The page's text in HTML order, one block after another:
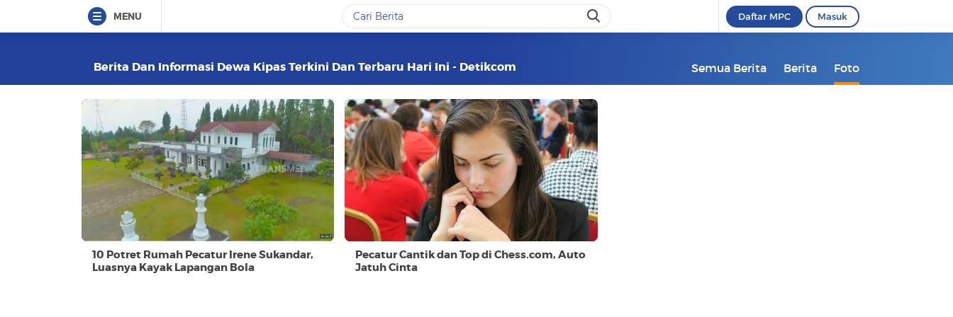
MENU Daftar MPC Masuk
Berita Dan Informasi Dewa Kipas Terkini Dan Terbaru Hari Ini - Detikcom Semua Berita Berita Foto
10 Potret Rumah Pecatur Irene Sukandar,
Luasnya Kayak Lapangan Bola
Pecatur Cantik dan Top di Chess.com, Auto
Jatuh Cinta